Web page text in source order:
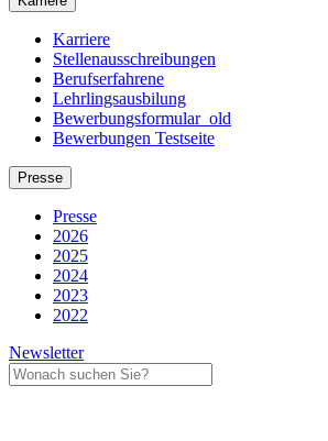
Karriere
Stellenausschreibungen
Berufserfahrene
Lehrlingsausbilung
Bewerbungsformular_old
Bewerbungen Testseite
Presse
Presse
2026
2025
2024
2023
2022
Newsletter